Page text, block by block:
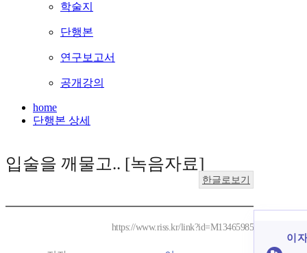
학술지
단행본
연구보고서
공개강의
home
단행본 상세
입술을 깨물고.. [녹음자료]
한글로보기
https://www.riss.kr/link?id=M13465985
이